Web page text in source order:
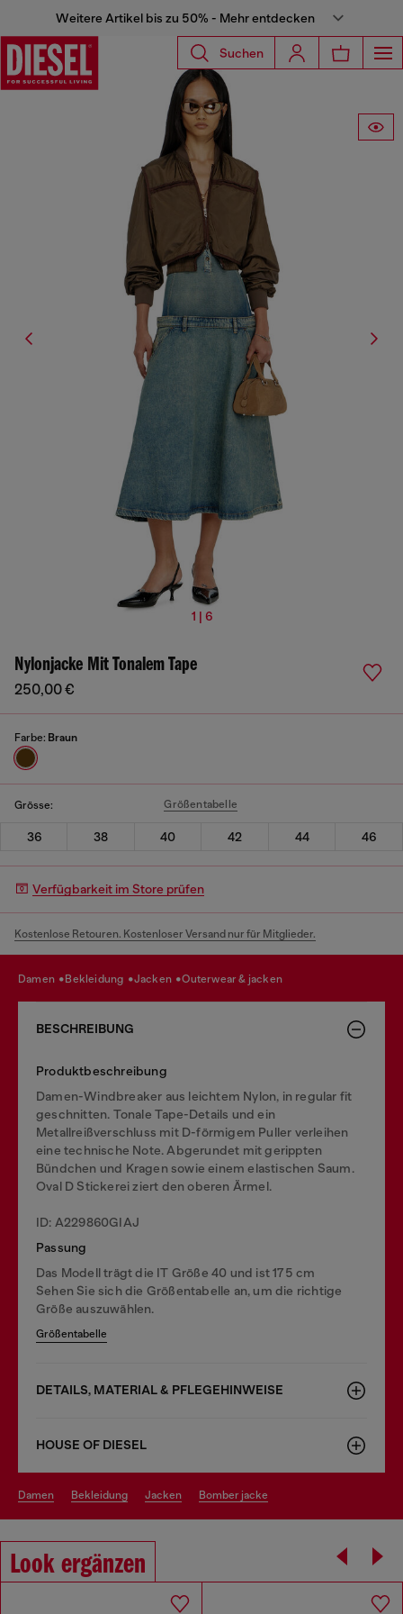
Weitere Artikel bis zu 50% - Mehr entdecken
Suchen
1 | 6
Nylonjacke Mit Tonalem Tape
250,00 €
Farbe: Braun
Grösse: Größentabelle
36 38 40 42 44 46
Verfügbarkeit im Store prüfen
Kostenlose Retouren. Kostenloser Versand nur für Mitglieder.
damen bekleidung jacken outerwear & jacken
BESCHREIBUNG
Produktbeschreibung
Damen-Windbreaker aus leichtem Nylon, in regular fit
geschnitten. Tonale Tape-Details und ein
Metallreißverschluss mit D-förmigem Puller verleihen
eine technische Note. Abgerundet mit gerippten
Bündchen und Kragen sowie einem elastischen Saum.
Oval D Stickerei ziert den oberen Ärmel.
ID: A229860GIAJ
Passung
Das Modell trägt die IT Größe 40 und ist 175 cm
Sehen Sie sich die Größentabelle an, um die richtige
Größe auszuwählen.
Größentabelle
DETAILS, MATERIAL & PFLEGEHINWEISE
HOUSE OF DIESEL
damen bekleidung jacken bomber jacke
Look ergänzen